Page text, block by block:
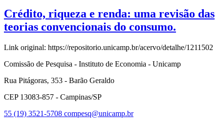
Crédito, riqueza e renda: uma revisão das
teorias convencionais do consumo.
Link original: https://repositorio.unicamp.br/acervo/detalhe/1211502
Comissão de Pesquisa - Instituto de Economia - Unicamp
Rua Pitágoras, 353 - Barão Geraldo
CEP 13083-857 - Campinas/SP
55 (19) 3521-5708 compesq@unicamp.br